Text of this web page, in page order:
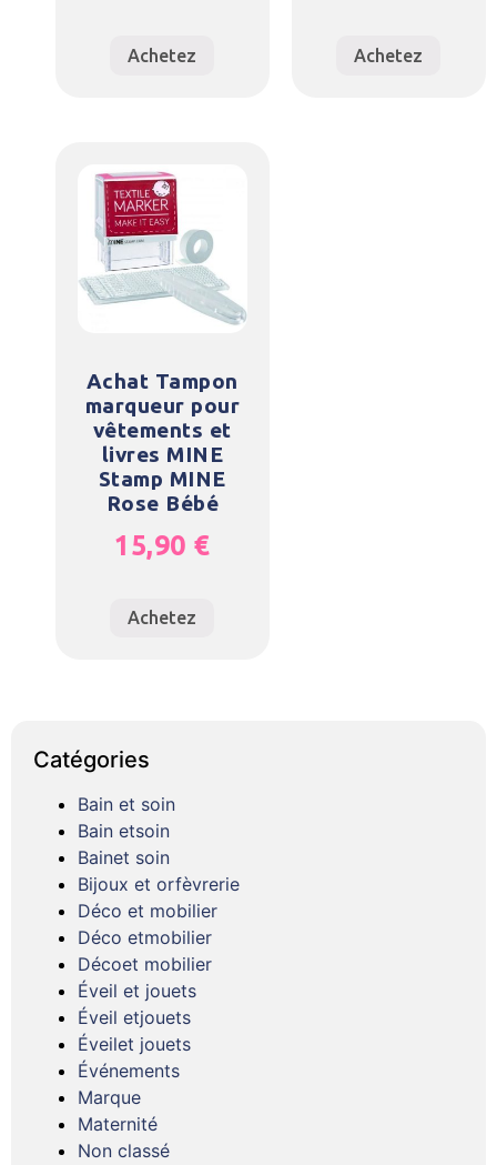
Achetez Achetez
Achat Tampon
marqueur pour
vêtements et
livres MINE
Stamp MINE
Rose Bébé
15,90 €
Achetez
Catégories
Bain et soin
Bain etsoin
Bainet soin
Bijoux et orfèvrerie
Déco et mobilier
Déco etmobilier
Décoet mobilier
Éveil et jouets
Éveil etjouets
Éveilet jouets
Événements
Marque
Maternité
Non classé